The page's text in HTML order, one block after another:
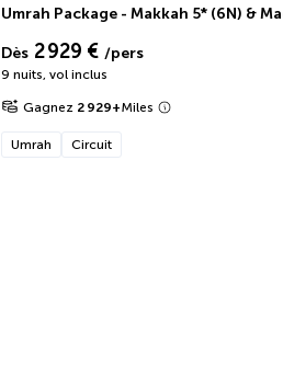
Umrah Package - Makkah 5* (6N) &
Dès 2 929 € /pers
9 nuits, vol inclus
Gagnez 2 929+Miles
Umrah Circuit